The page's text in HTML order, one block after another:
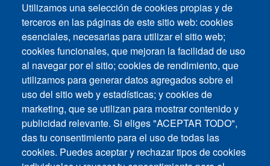
Soporte
Solicitud de soporte técnico
Utilizamos una selección de cookies propias y de
terceros en las páginas de este sitio web: cookies
esenciales, necesarias para utilizar el sitio web;
cookies funcionales, que mejoran la facilidad de uso
al navegar por el sitio; cookies de rendimiento, que
utilizamos para generar datos agregados sobre el
uso del sitio web y estadísticas; y cookies de
marketing, que se utilizan para mostrar contenido y
publicidad relevante. Si eliges "ACEPTAR TODO",
das tu consentimiento para el uso de todas las
cookies. Puedes aceptar y rechazar tipos de cookies
Footer vertical
Contáctenos